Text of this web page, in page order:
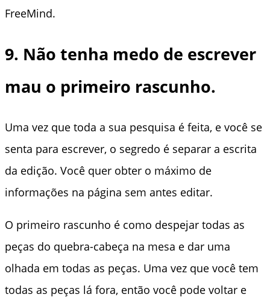
FreeMind.
9. Não tenha medo de escrever
mau o primeiro rascunho.
Uma vez que toda a sua pesquisa é feita, e você se
senta para escrever, o segredo é separar a escrita
da edição. Você quer obter o máximo de
informações na página sem antes editar.
O primeiro rascunho é como despejar todas as
peças do quebra-cabeça na mesa e dar uma
olhada em todas as peças. Uma vez que você tem
todas as peças lá fora, então você pode voltar e